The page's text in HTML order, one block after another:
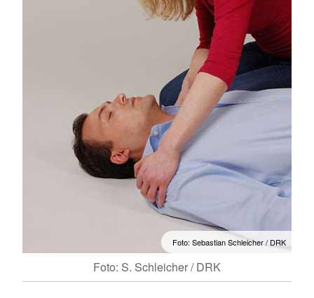
Foto: Sebastian Schleicher / DRK
Foto: S. Schleicher / DRK